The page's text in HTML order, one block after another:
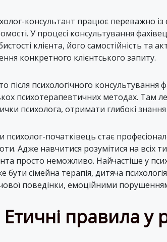
консультант працює переважно із
У процесі консультування
клієнта, його самостійність та
конкретного клієнтського запиту.
після психологічного
психотерапевтичних методах. Там
психолога, отримати глибокі
психолог-початківець стає
Адже навчитися розумітися на всіх
просто неможливо. Найчастіше у
бути сімейна терапія, дитяча
поведінки, емоційними
Етичні правила у